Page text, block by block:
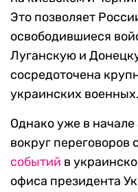
Это позволяет
освободившиеся
Луганскую и
сосредоточена
украинских военных.
Однако уже в
вокруг переговоров
событий в
офиса президента